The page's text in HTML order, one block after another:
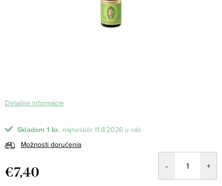
Detailné informácie
Skladom 1 ks
11.8.2026
Možnosti doručenia
€7,40